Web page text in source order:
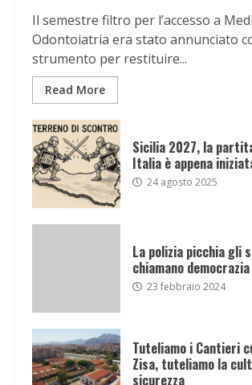
Il semestre filtro per l’accesso a
Odontoiatria era stato annunciato
strumento per restituire...
Read More
Sicilia 2027, la
Italia è appena
24 agosto 2025
La polizia picchia gli
chiamano democrazia
23 febbraio 2024
Tuteliamo i Cantieri
Zisa, tuteliamo la
sicurezza